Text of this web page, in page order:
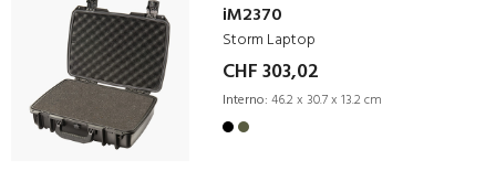
iM2370
Storm Laptop
CHF 303,02
Interno: 46.2 x 30.7 x 13.2 cm